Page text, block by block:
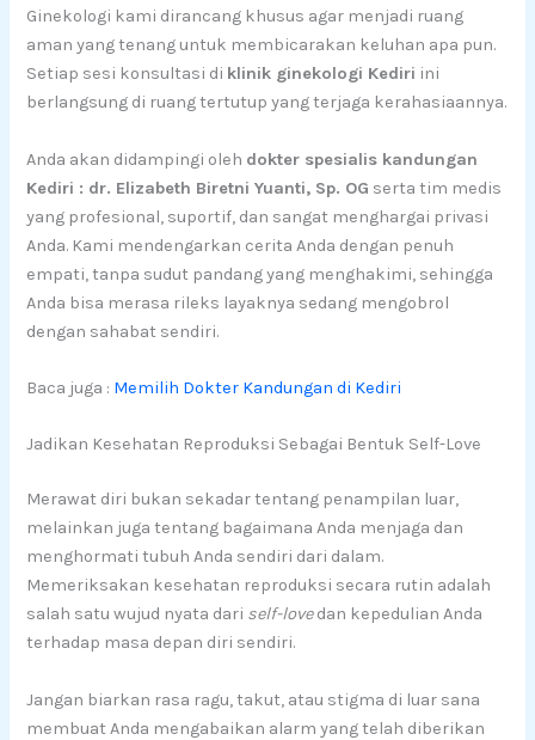
Ginekologi kami dirancang khusus agar menjadi ruang
aman yang tenang untuk membicarakan keluhan apa pun.
Setiap sesi konsultasi di klinik ginekologi Kediri ini
berlangsung di ruang tertutup yang terjaga kerahasiaannya.
Anda akan didampingi oleh dokter spesialis kandungan
Kediri : dr. Elizabeth Biretni Yuanti, Sp. OG serta tim medis
yang profesional, suportif, dan sangat menghargai privasi
Anda. Kami mendengarkan cerita Anda dengan penuh
empati, tanpa sudut pandang yang menghakimi, sehingga
Anda bisa merasa rileks layaknya sedang mengobrol
dengan sahabat sendiri.
Baca juga : Memilih Dokter Kandungan di Kediri
Jadikan Kesehatan Reproduksi Sebagai Bentuk Self-Love
Merawat diri bukan sekadar tentang penampilan luar,
melainkan juga tentang bagaimana Anda menjaga dan
menghormati tubuh Anda sendiri dari dalam.
Memeriksakan kesehatan reproduksi secara rutin adalah
salah satu wujud nyata dari self-lovedan kepedulian Anda
terhadap masa depan diri sendiri.
Jangan biarkan rasa ragu, takut, atau stigma di luar sana
membuat Anda mengabaikan alarm yang telah diberikan